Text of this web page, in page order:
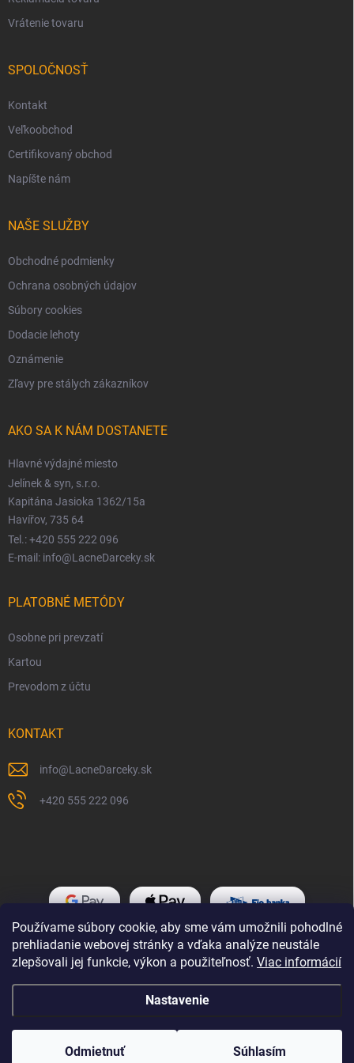
Používame súbory cookie, aby sme vám umožnili pohodlné
prehliadanie webovej stránky a vďaka analýze neustále
zlepšovali jej funkcie, výkon a použiteľnosť. Viac informácií
Nastavenie
Odmietnuť Súhlasím
Vrátenie tovaru
SPOLOČNOSŤ
Kontakt
Veľkoobchod
Certifikovaný obchod
Napíšte nám
NAŠE SLUŽBY
Obchodné podmienky
Ochrana osobných údajov
Súbory cookies
Dodacie lehoty
Oznámenie
Zľavy pre stálych zákazníkov
AKO SA K NÁM DOSTANETE
Hlavné výdajné miesto
Jelínek & syn, s.r.o.
Kapitána Jasioka 1362/15a
Havířov, 735 64
Tel.: +420 555 222 096
E-mail: info@LacneDarceky.sk
PLATOBNÉ METÓDY
Osobne pri prevzatí
Kartou
Prevodom z účtu
KONTAKT
info@LacneDarceky.sk
+420 555 222 096
Copyright 2026LacneDarceky.sk . Všetky práva vyhradené.